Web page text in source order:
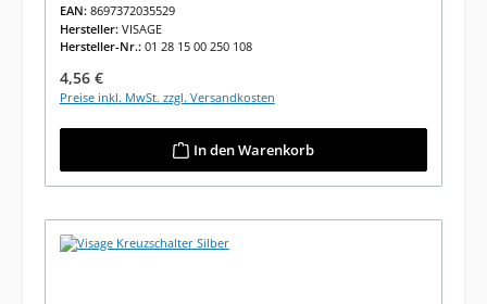
EAN: 8697372035529
Hersteller: VISAGE
Hersteller-Nr.: 01 28 15 00 250 108
Regulärer Preis:
4,56 €
Preise inkl. MwSt. zzgl. Versandkosten
In den Warenkorb